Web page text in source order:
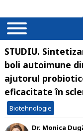
STUDIU.
boli autoimune
ajutorul
eficacitate în
Biotehnologie
Dr. Monica